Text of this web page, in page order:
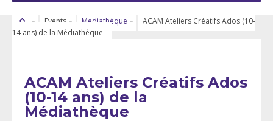
Events Mediathèque
ACAM Ateliers Créatifs Ados (10-
14 ans) de la Médiathèque
ACAM Ateliers Créatifs Ados
(10-14 ans) de la
Médiathèque